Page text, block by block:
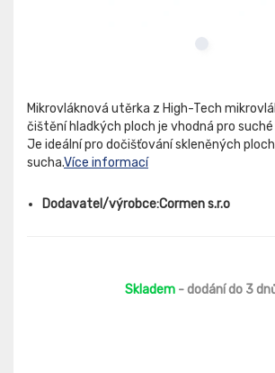
Mikrovláknová utěrka z High-Tech
čištění hladkých ploch je vhodná pro
Je ideální pro dočišťování skleněných
sucha.Více informací
Dodavatel/výrobce:Cormen s.r.o
Skladem - dodání do 3